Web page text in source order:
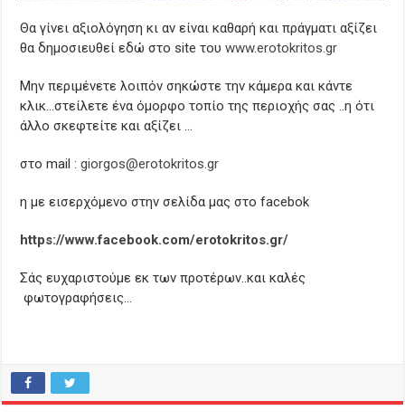
Θα γίνει αξιολόγηση κι αν είναι καθαρή και πράγματι αξίζει
θα δημοσιευθεί εδώ στο site τουwww.erotokritos.gr
Μην περιμένετε λοιπόν σηκώστε την κάμερα και κάντε
κλικ…στείλετε ένα όμορφο τοπίο της περιοχής σας ..η ότι
άλλο σκεφτείτε και αξίζει …
στο mail :giorgos@erotokritos.gr
η με εισερχόμενο στην σελίδα μας στο facebok
https://www.facebook.com/erotokritos.gr/
Σάς ευχαριστούμε εκ των προτέρων..και καλές
φωτογραφήσεις…